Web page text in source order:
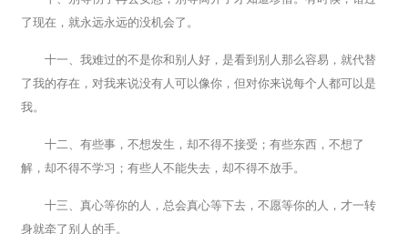
了现在，就永远永远的没机会了。
十一、我难过的不是你和别人好，是看到别人那么容易，就代替
了我的存在，对我来说没有人可以像你，但对你来说每个人都可以是
我。
十二、有些事，不想发生，却不得不接受；有些东西，不想了
解，却不得不学习；有些人不能失去，却不得不放手。
十三、真心等你的人，总会真心等下去，不愿等你的人，才一转
身就牵了别人的手。